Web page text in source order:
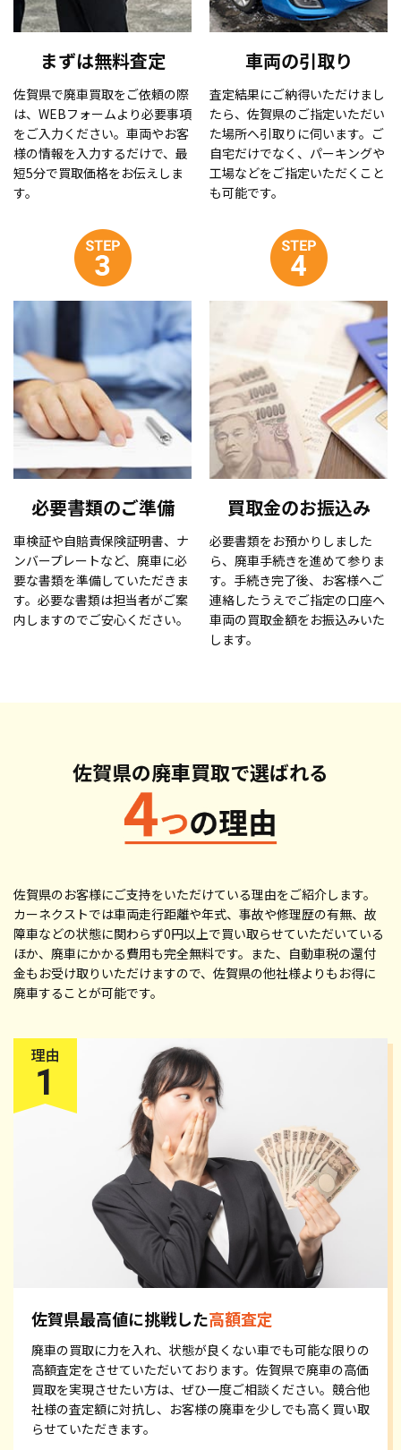
まずは無料査定
佐賀県で廃車買取をご依頼の際
は、WEBフォームより必要事項
をご入力ください。車両やお客
様の情報を入力するだけで、最
短5分で買取価格をお伝えしま
す。
車両の引取り
査定結果にご納得いただけまし
たら、佐賀県のご指定いただい
た場所へ引取りに伺います。ご
自宅だけでなく、パーキングや
工場などをご指定いただくこと
も可能です。
必要書類のご準備
車検証や自賠責保険証明書、ナ
ンバープレートなど、廃車に必
要な書類を準備していただきま
す。必要な書類は担当者がご案
内しますのでご安心ください。
買取金のお振込み
必要書類をお預かりしました
ら、廃車手続きを進めて参りま
す。手続き完了後、お客様へご
連絡したうえでご指定の口座へ
車両の買取金額をお振込みいた
します。
佐賀県の廃車買取で選ばれる
佐賀県のお客様にご支持をいただけている理由をご紹介します。
カーネクストでは車両走行距離や年式、事故や修理歴の有無、故
障車などの状態に関わらず0円以上で買い取らせていただいている
ほか、廃車にかかる費用も完全無料です。また、自動車税の還付
金もお受け取りいただけますので、佐賀県の他社様よりもお得に
廃車することが可能です。
佐賀県最高値に挑戦した高額査定
廃車の買取に力を入れ、状態が良くない車でも可能な限りの
高額査定をさせていただいております。佐賀県で廃車の高価
買取を実現させたい方は、ぜひ一度ご相談ください。競合他
社様の査定額に対抗し、お客様の廃車を少しでも高く買い取
らせていただきます。